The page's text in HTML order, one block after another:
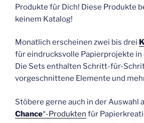
Produkte für Dich! Diese Produkte
keinem Katalog!
Monatlich erscheinen zwei bis drei
für eindrucksvolle Papierprojekte in
Die Sets enthalten Schritt-für-
vorgeschnittene Elemente und
Stöbere gerne auch in der Auswahl
Chance“-Produkten für